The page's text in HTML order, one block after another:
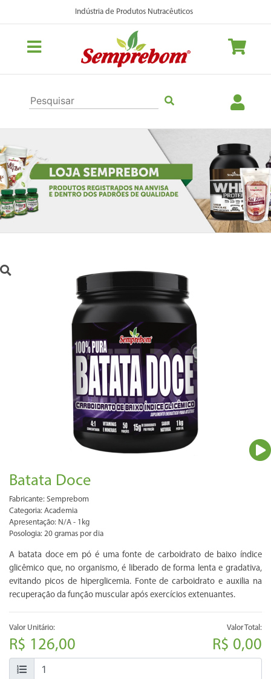
Indústria de Produtos Nutracêuticos
Previous Next
Batata Doce
Fabricante: Semprebom
Categoria: Academia
Apresentação: N/A - 1kg
Posologia: 20 gramas por dia
A batata doce em pó é uma fonte de carboidrato de baixo índice
glicêmico que, no organismo, é liberado de forma lenta e gradativa,
evitando picos de hiperglicemia. Fonte de carboidrato e auxilia na
recuperação da função muscular após exercícios extenuantes.
Valor Unitário:
R$ 126,00
Valor Total:
R$ 0,00